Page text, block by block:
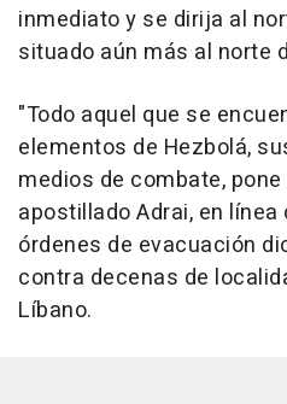
inmediato y se dirija al
situado aún más al norte
"Todo aquel que se
elementos de Hezbolá,
medios de combate,
apostillado Adrai, en
órdenes de evacuación
contra decenas de
Líbano.